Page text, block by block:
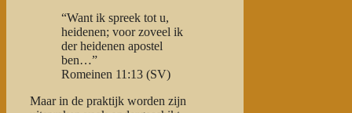
“Want ik spreek tot u,
heidenen; voor zoveel ik
der heidenen apostel
ben…”
Romeinen 11:13 (SV)
Maar in de praktijk worden zijn